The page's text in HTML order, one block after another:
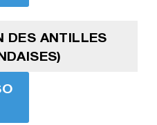
DES ANTILLES